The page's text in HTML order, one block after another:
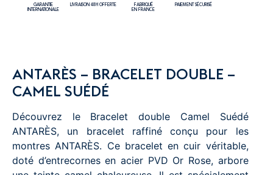
GARANTIE
INTERNATIONALE
LIVRAISON 48H OFFERTE
FABRIQUÉ
EN FRANCE
PAIEMENT SÉCURISÉ
ANTARÈS – BRACELET DOUBLE –
CAMEL SUÉDÉ
Découvrez le Bracelet double Camel Suédé
ANTARÈS, un bracelet raffiné conçu pour les
montres ANTARÈS. Ce bracelet en cuir véritable,
doté d’entrecornes en acier PVD Or Rose, arbore